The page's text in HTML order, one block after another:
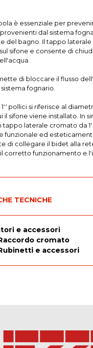
è essenziale per
dal sistema
del bagno. Il tappo
sifone e consente di
di bloccare il flusso
fognario.
1'' pollici si riferisce al
il sifone viene installato. In
tappo laterale cromato da
funzionale ed
di collegare il bidet alla
corretto funzionamento e
TECNICHE
e accessori
cromato
e accessori